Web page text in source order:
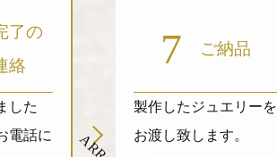
了の
絡
した
電話に
7 ご納品
製作したジュエリーを
お渡し致します。